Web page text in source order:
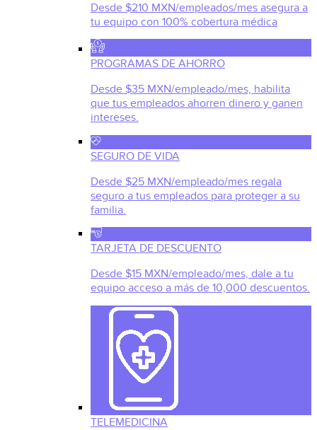
Desde $210 MXN/empleados/mes asegura a
tu equipo con 100% cobertura médica
PROGRAMAS DE AHORRO
Desde $35 MXN/empleado/mes, habilita
que tus empleados ahorren dinero y ganen
intereses.
SEGURO DE VIDA
Desde $25 MXN/empleado/mes regala
seguro a tus empleados para proteger a su
familia.
TARJETA DE DESCUENTO
Desde $15 MXN/empleado/mes, dale a tu
equipo acceso a más de 10,000 descuentos.
TELEMEDICINA